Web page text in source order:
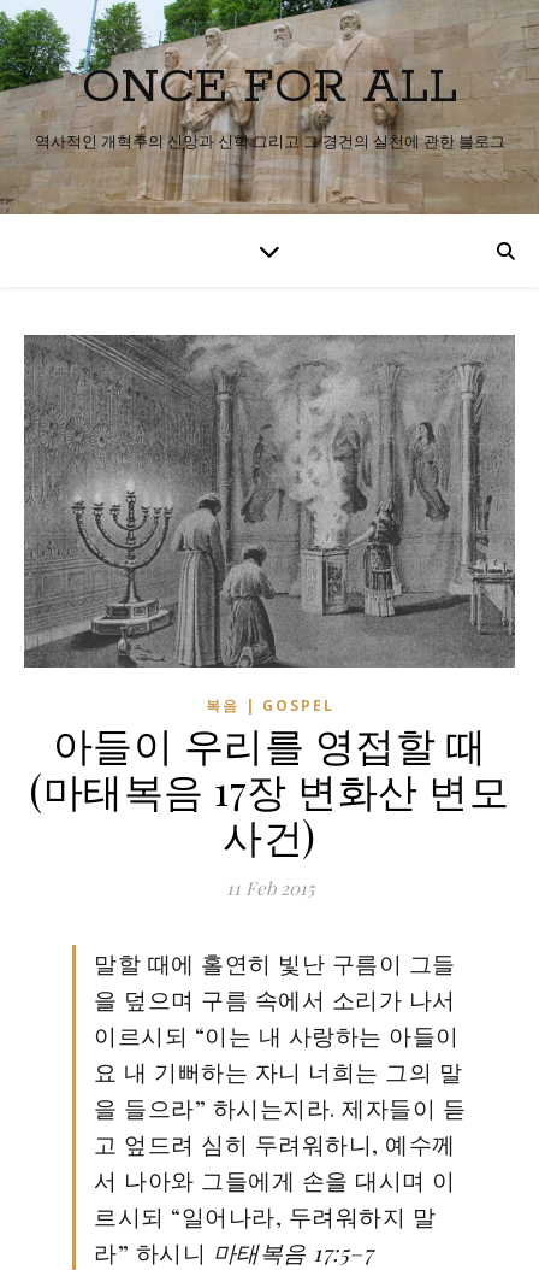
ONCE FOR ALL
역사적인 개혁주의 신앙과 신학 그리고 그 경건의 실천에 관한 블로그
복음 | GOSPEL
아들이 우리를 영접할 때
(마태복음 17장 변화산 변모
사건)
11 Feb 2015
말할 때에 홀연히 빛난 구름이 그들
을 덮으며 구름 속에서 소리가 나서
이르시되 “이는 내 사랑하는 아들이
요 내 기뻐하는 자니 너희는 그의 말
을 들으라” 하시는지라. 제자들이 듣
고 엎드려 심히 두려워하니, 예수께
서 나아와 그들에게 손을 대시며 이
르시되 “일어나라, 두려워하지 말
라” 하시니 마태복음 17:5–7